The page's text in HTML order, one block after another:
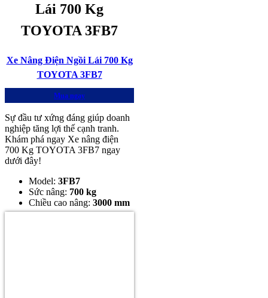
Lái 700 Kg
TOYOTA 3FB7
Xe Nâng Điện Ngồi Lái 700 Kg
TOYOTA 3FB7
Mua ngay
Sự đầu tư xứng đáng giúp doanh
nghiệp tăng lợi thế cạnh tranh.
Khám phá ngay Xe nâng điện
700 Kg TOYOTA 3FB7 ngay
dưới đây!
Model: 3FB7
Sức nâng: 700 kg
Chiều cao nâng: 3000 mm